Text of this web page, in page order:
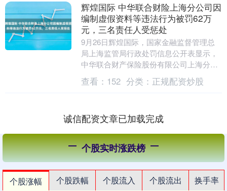
辉煌国际 中华联合财险上海分公司因
编制虚假资料等违法行为被罚62万
元，三名责任人受惩处
9月26日辉煌国际，国家金融监督管理总
局上海监管局行政处罚信息公开表显示，
中华联合财产保险股份有限公司上海分公
司因编制虚假资料、虚构保险中介业务套
取费用被罚款6....
查看： 152 分类： 正规配资炒股
诚信配资文章已加载完成
个股实时涨跌榜
个股涨幅 个股跌幅 个股流入 个股流出
换手率